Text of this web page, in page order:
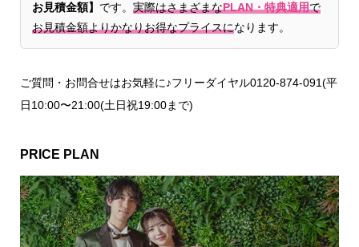
お見積金額】 です。 実際はさまざまなPLAN・特典適用で
お見積金額よりかなりお得なプライスになります。
ご質問・お問合せはお気軽に♪フリーダイヤル0120-874-091(平
日10:00〜21:00(土日祝19:00まで)
PRICE PLAN